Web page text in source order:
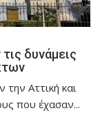
δυνάμεις
την Αττική και
που έχασαν...